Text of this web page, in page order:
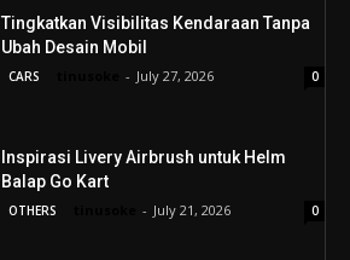
Tingkatkan Visibilitas Kendaraan Tanpa
Ubah Desain Mobil
CARS - July 27, 2026 0
Inspirasi Livery Airbrush untuk Helm
Balap Go Kart
OTHERS - July 21, 2026 0